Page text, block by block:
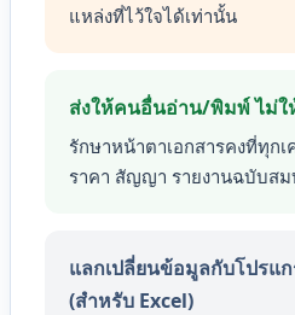
แหล่งที่ไว้ใจได้เท่านั้น
ส่งให้คนอื่นอ่าน/พิมพ์ ไม่
รักษาหน้าตาเอกสารคงที่ทุกเ
ราคา สัญญา รายงานฉบับส
แลกเปลี่ยนข้อมูลกับโปรแ
(สำหรับ Excel)